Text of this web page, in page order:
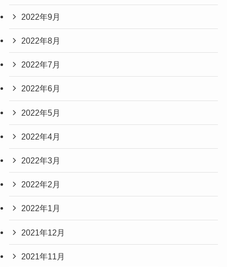
2022年9月
2022年8月
2022年7月
2022年6月
2022年5月
2022年4月
2022年3月
2022年2月
2022年1月
2021年12月
2021年11月